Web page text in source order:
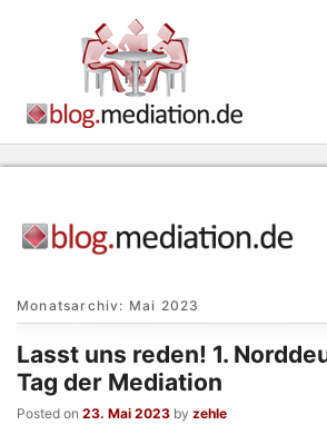
Monatsarchiv: Mai 2023
Lasst uns reden! 1.
Tag der Mediation
Posted on 23. Mai 2023 by zehle